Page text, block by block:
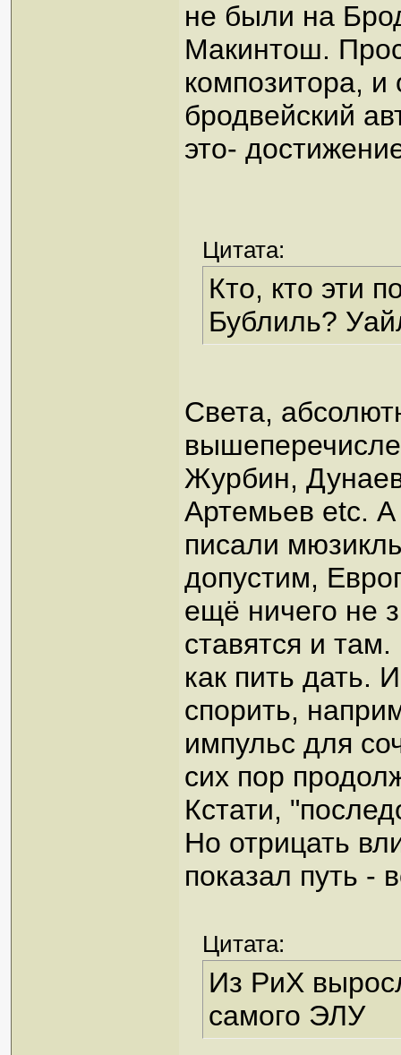
не были на
Макинтош.
композитора, и
бродвейский
это-
Цитата:
Кто, кто эти
Бублиль?
Света,
Журбин,
Артемьев etc.
писали
допустим,
ещё ничего не
ставятся и
как пить дать.
спорить,
импульс для
сих пор
Кстати,
Но отрицать
показал путь -
Цитата:
Из РиХ
самого ЭЛУ